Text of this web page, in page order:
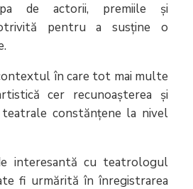
de actorii, premiile și
pentru a susține o
în care tot mai multe
cer recunoașterea și
teatrale constănțene la nivel
interesantă cu teatrologul
fi urmărită în înregistrarea